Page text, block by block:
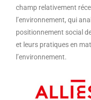
champ relativement
l’environnement, qui
positionnement social
et leurs pratiques en
l’environnement.